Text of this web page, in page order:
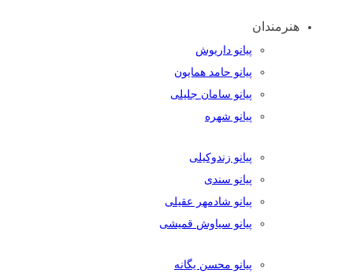
هنرمندان
پیانو داریوش
پیانو حامد همایون
پیانو سامان جلیلی
پیانو شهره
پیانو زندوکیلی
پیانو سندی
پیانو شادمهر عقیلی
پیانو سیاوش قمیشی
پیانو محسن یگانه